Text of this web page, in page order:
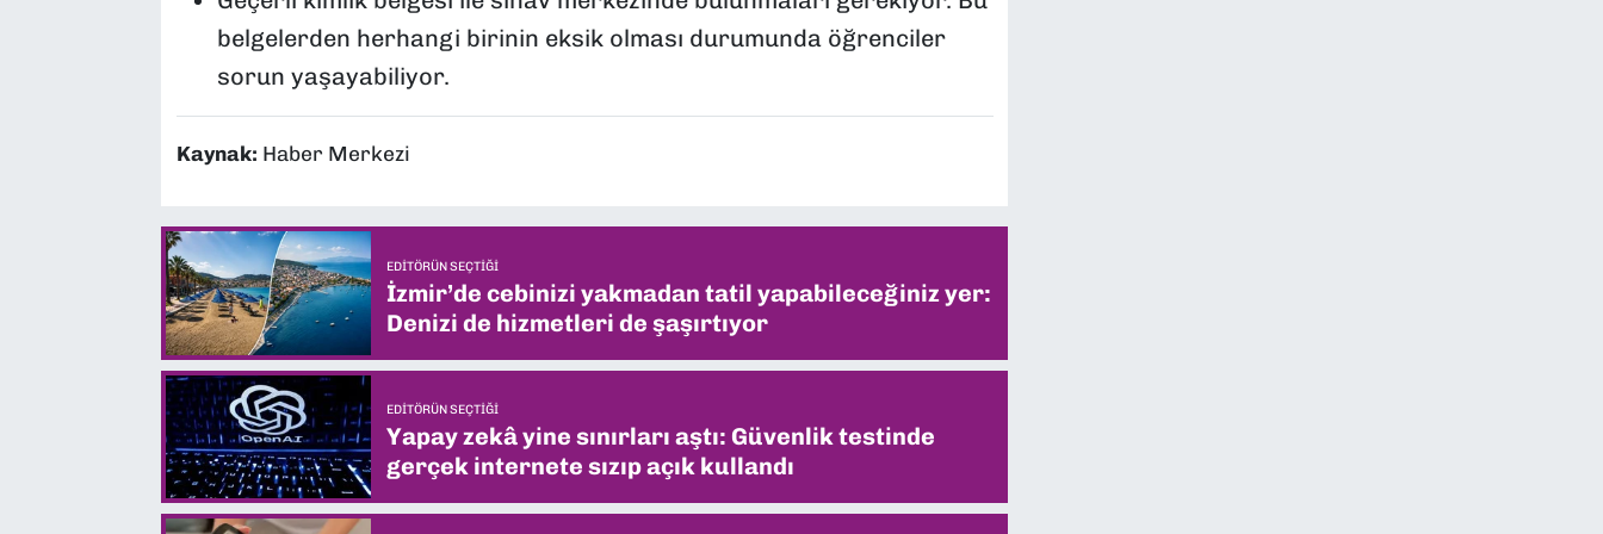
belgelerden herhangi birinin eksik olması durumunda öğrenciler
sorun yaşayabiliyor.
Kaynak: Haber Merkezi
EDITÖRÜN SEÇTIĞI
İzmir’de cebinizi yakmadan tatil yapabileceğiniz yer:
Denizi de hizmetleri de şaşırtıyor
EDITÖRÜN SEÇTIĞI
Yapay zekâ yine sınırları aştı: Güvenlik testinde
gerçek internete sızıp açık kullandı